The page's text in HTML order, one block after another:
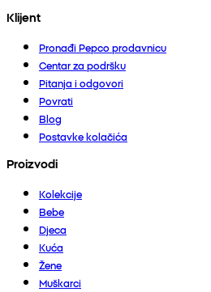
Klijent
Pronađi Pepco prodavnicu
Centar za podršku
Pitanja i odgovori
Povrati
Blog
Postavke kolačića
Proizvodi
Kolekcije
Bebe
Djeca
Kuća
Žene
Muškarci